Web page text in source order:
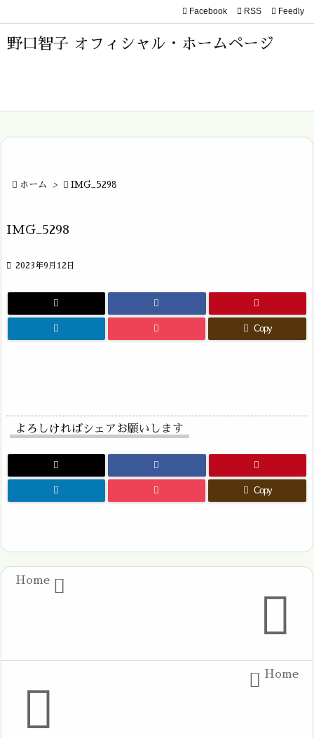
野口智子 オフィシャル・ホームページ

前へ

Facebook  RSS Feedly
 ホーム >  IMG_5298
IMG_5298
 2023年9月12日
Copy
よろしければシェアお願いします
Copy

Home

Home